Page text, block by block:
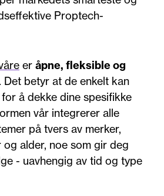
Proptech-
er åpne, fleksible og
. Det betyr at de enkelt kan
å dekke dine spesifikke
vår integrerer alle
på tvers av merker,
og alder, noe som gir deg
- uavhengig av tid og type